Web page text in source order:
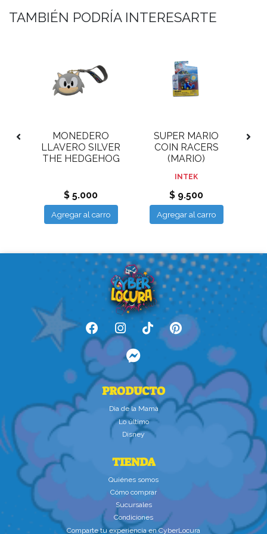
TAMBIÉN PODRÍA INTERESARTE
MONEDERO
LLAVERO SILVER
THE HEDGEHOG
$ 5.000
Agregar al carro
SUPER MARIO
COIN RACERS
(MARIO)
INTEK
$ 9.500
Agregar al carro
PRODUCTO
Dìa de la Mamà
Lo último
Disney
TIENDA
Quiénes somos
Cómo comprar
Sucursales
Condiciones
Comparte tu experiencia en CyberLocura